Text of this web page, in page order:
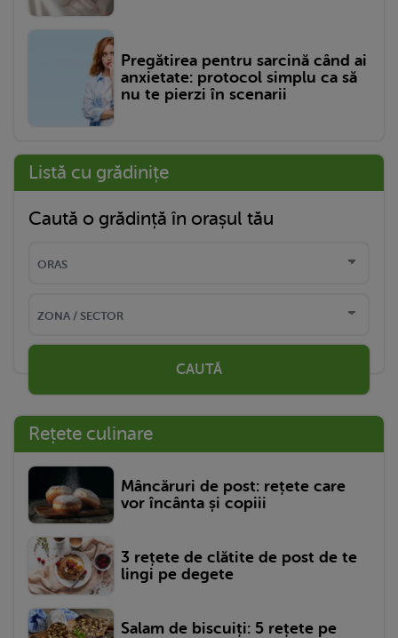
Pregătirea pentru sarcină când ai
anxietate: protocol simplu ca să
nu te pierzi în scenarii
Listă cu grădinițe
Caută o grădință în orașul tău
CAUTĂ
Rețete culinare
Mâncăruri de post: rețete care
vor încânta și copiii
3 rețete de clătite de post de te
lingi pe degete
Salam de biscuiți: 5 rețete pe